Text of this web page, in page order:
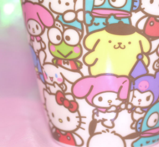
宅配
每筆NT$100，滿NT$999(含以上)免運費